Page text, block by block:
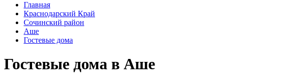
Главная
Краснодарский Край
Сочинский район
Аше
Гостевые дома
Гостевые дома в Аше